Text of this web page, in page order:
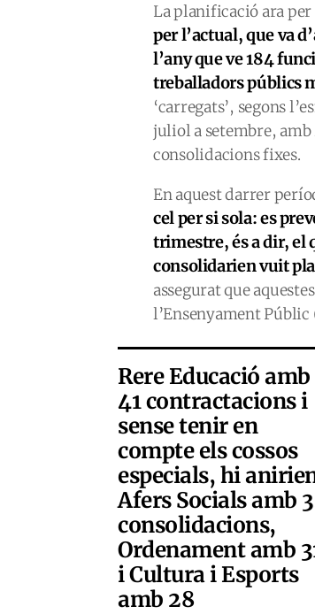
La planificació ara
per l’actual, que va
l’any que ve 184
treballadors públics
‘carregats’, segons
juliol a setembre,
consolidacions fixes.
En aquest darrer
cel per si sola: es
trimestre, és a dir, el
consolidarien vuit
assegurat que
l’Ensenyament Públic
Rere Educació amb
41 contractacions i
sense tenir en
compte els cossos
especials, hi
Afers Socials amb
consolidacions,
Ordenament amb
i Cultura i Esports
amb 28